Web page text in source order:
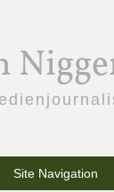
Site Navigation